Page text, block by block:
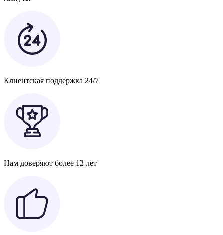
Клиентская поддержка 24/7
Нам доверяют более 12 лет